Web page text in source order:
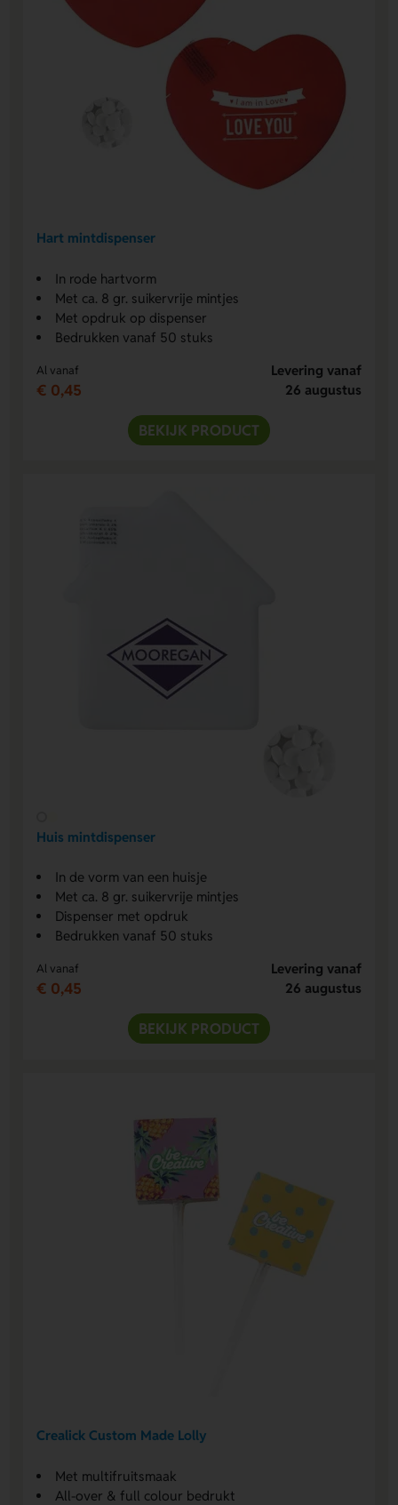
Hart mintdispenser
In rode hartvorm
Met ca. 8 gr. suikervrije mintjes
Met opdruk op dispenser
Bedrukken vanaf 50 stuks
Al vanaf
€ 0,45
Levering vanaf
26 augustus
BEKIJK PRODUCT
Huis mintdispenser
In de vorm van een huisje
Met ca. 8 gr. suikervrije mintjes
Dispenser met opdruk
Bedrukken vanaf 50 stuks
Al vanaf
€ 0,45
Levering vanaf
26 augustus
BEKIJK PRODUCT
Crealick Custom Made Lolly
Met multifruitsmaak
All-over & full colour bedrukt